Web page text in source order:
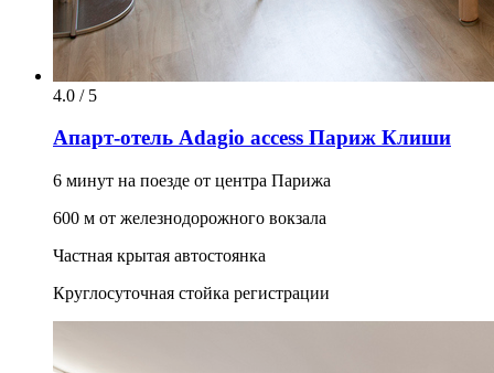
4.0 / 5
Апарт-отель Adagio access Париж Клиши
6 минут на поезде от центра Парижа
600 м от железнодорожного вокзала
Частная крытая автостоянка
Круглосуточная стойка регистрации